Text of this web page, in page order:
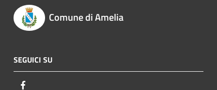
Comune di Amelia
SEGUICI SU